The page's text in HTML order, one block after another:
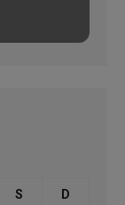
S D